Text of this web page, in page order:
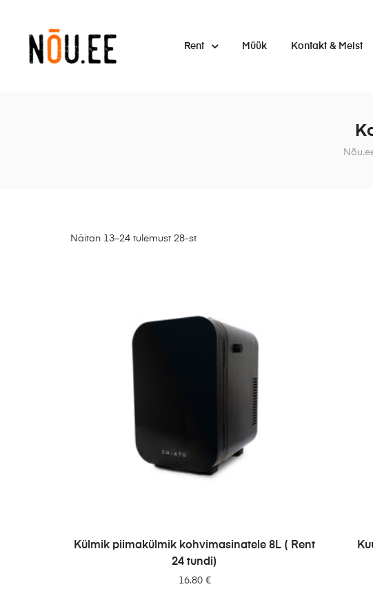
Rent Müük Kontakt & Meist
Näitan 13–24 tulemust 28-st
LISA PÄRINGUSSE
Külmik piimakülmik kohvimasinatele 8L ( Rent
24 tundi)
16.80 €